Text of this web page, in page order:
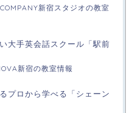
新宿スタジオの教室
大手英会話スクール「駅前
新宿の教室情報
プロから学べる「シェーン